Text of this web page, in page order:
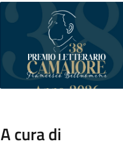
A cura di